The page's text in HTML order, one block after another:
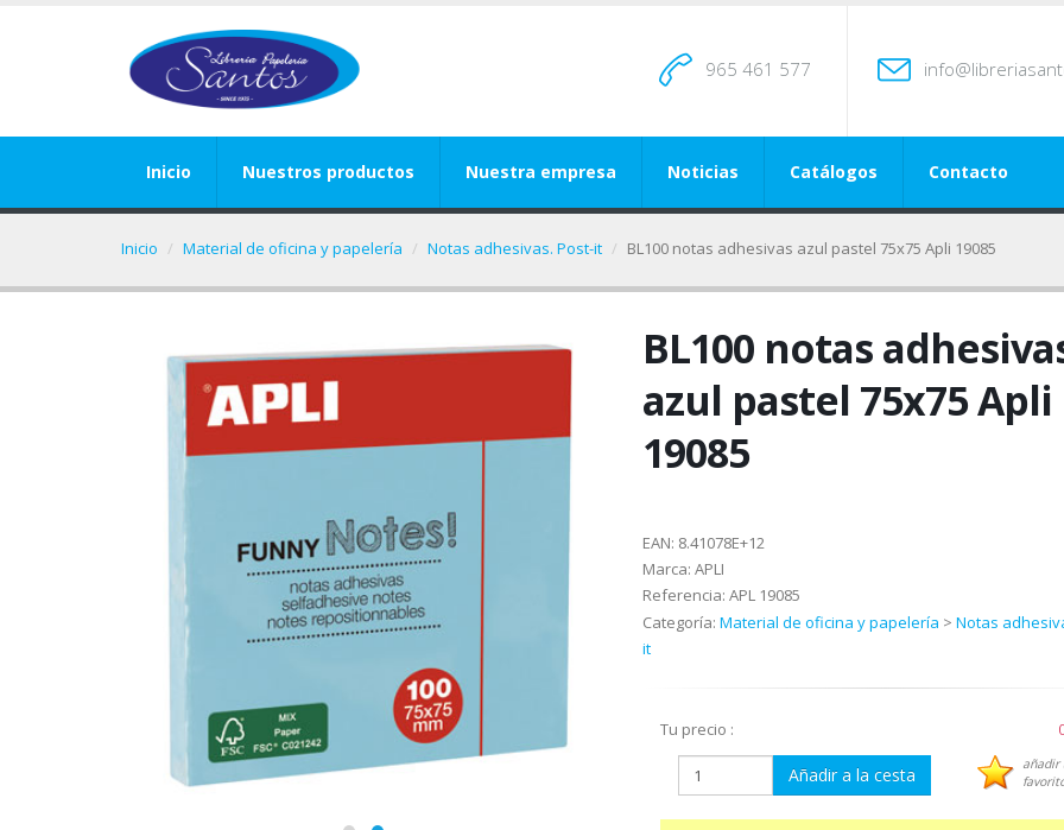
965 461 577
Inicio Nuestros productos Nuestra empresa Noticias Catálogos Contacto
Inicio Material de oficina y papelería Notas adhesivas. Post-it BL100 notas adhesivas azul pastel 75x75 Apli 19085
BL100 notas
azul pastel 75x75 Apli
19085
EAN: 8.41078E+12
Marca: APLI
Referencia: APL 19085
Categoría: Material de oficina y papelería > Notas
it
Tu precio :
Añadir a la cesta
añadir